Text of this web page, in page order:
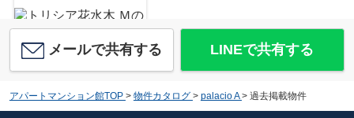
6.6万円 / 1LDK
メールで共有する LINEで共有する
アパートマンション館TOP > 物件カタログ > palacio A > 過去掲載物件